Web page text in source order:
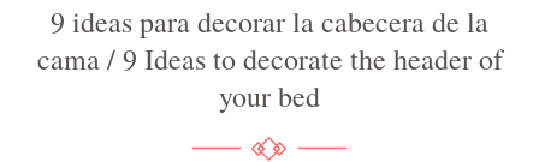
9 ideas para decorar la cabecera de la
cama / 9 Ideas to decorate the header of
your bed